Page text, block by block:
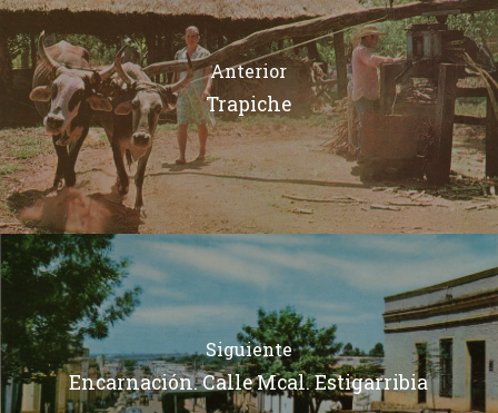
Anterior
Trapiche
Siguiente
Encarnación. Calle Mcal. Estigarribia